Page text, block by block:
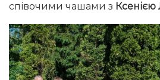
співочими чашами з